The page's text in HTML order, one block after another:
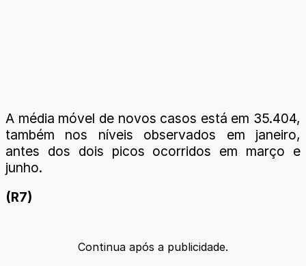
A média móvel de novos casos está em 35.404,
também nos níveis observados em janeiro,
antes dos dois picos ocorridos em março e
junho.
(R7)
Continua após a publicidade.